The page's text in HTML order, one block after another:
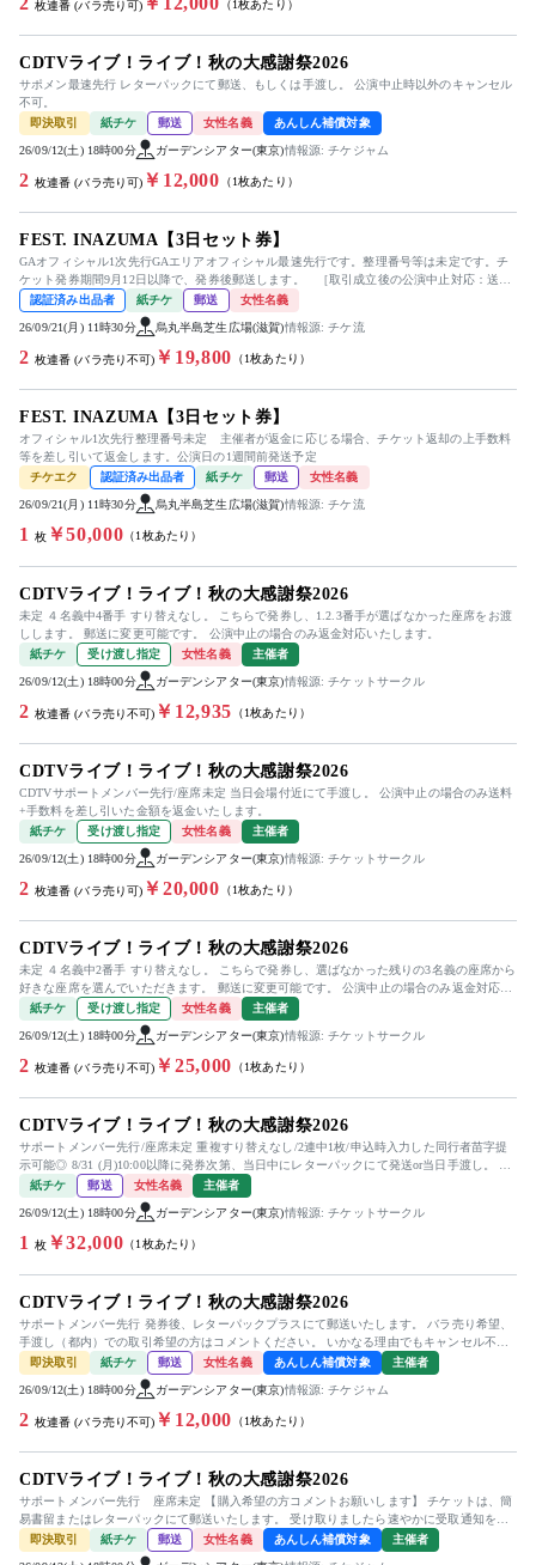
枚連番 (バラ売り可) （1枚あたり）
CDTVライブ！ライブ！秋の大感謝祭2026
サポメン最速先行 レターパックにて郵送、もしくは手渡し。 公演中止時以外のキャンセル
不可。
即決取引
紙チケ 郵送 女性名義 あんしん補償対象
26/09/12(土) 18時00分 ガーデンシアター(東京)情報源: チケジャム
2 枚連番 (バラ売り可) ￥12,000 （1枚あたり）
FEST. INAZUMA【3日セット券】
GAオフィシャル1次先行GAエリアオフィシャル最速先行です。整理番号等は未定です。チ
ケット発券期間9月12日以降で、発券後郵送します。 ［取引成立後の公演中止対応：送
料・手数料を差し引いた全額を...
認証済み出品者 紙チケ 郵送 女性名義
26/09/21(月) 11時30分 烏丸半島芝生広場(滋賀)情報源: チケ流
2 枚連番 (バラ売り不可) ￥19,800 （1枚あたり）
FEST. INAZUMA【3日セット券】
オフィシャル1次先行整理番号未定 主催者が返金に応じる場合、チケット返却の上手数料
等を差し引いて返金します。公演日の1週間前発送予定
チケエク
認証済み出品者 紙チケ 郵送 女性名義
26/09/21(月) 11時30分 烏丸半島芝生広場(滋賀)情報源: チケ流
1 枚￥50,000 （1枚あたり）
CDTVライブ！ライブ！秋の大感謝祭2026
未定 ４名義中4番手 すり替えなし。 こちらで発券し、1.2.3番手が選ばなかった座席をお渡
しします。 郵送に変更可能です。 公演中止の場合のみ返金対応いたします。
紙チケ
受け渡し指定 女性名義 主催者
26/09/12(土) 18時00分 ガーデンシアター(東京)情報源: チケットサークル
2 枚連番 (バラ売り不可) ￥12,935 （1枚あたり）
CDTVライブ！ライブ！秋の大感謝祭2026
CDTVサポートメンバー先行/座席未定 当日会場付近にて手渡し。 公演中止の場合のみ送料
+手数料を差し引いた金額を返金いたします。
紙チケ
受け渡し指定 女性名義 主催者
26/09/12(土) 18時00分 ガーデンシアター(東京)情報源: チケットサークル
2 枚連番 (バラ売り可) ￥20,000 （1枚あたり）
CDTVライブ！ライブ！秋の大感謝祭2026
未定 ４名義中2番手 すり替えなし。 こちらで発券し、選ばなかった残りの3名義の座席から
好きな座席を選んでいただきます。 郵送に変更可能です。 公演中止の場合のみ返金対応い
たします。
紙チケ 受け渡し指定 女性名義 主催者
26/09/12(土) 18時00分 ガーデンシアター(東京)情報源: チケットサークル
2 枚連番 (バラ売り不可) ￥25,000 （1枚あたり）
CDTVライブ！ライブ！秋の大感謝祭2026
サポートメンバー先行/座席未定 重複すり替えなし/2連中1枚/申込時入力した同行者苗字提
示可能◎ 8/31 (月)10:00以降に発券次第、当日中にレターパックにて発送or当日手渡し。 手
渡...
紙チケ 郵送 女性名義 主催者
26/09/12(土) 18時00分 ガーデンシアター(東京)情報源: チケットサークル
1 枚￥32,000 （1枚あたり）
CDTVライブ！ライブ！秋の大感謝祭2026
サポートメンバー先行 発券後、レターパックプラスにて郵送いたします。 バラ売り希望、
手渡し（都内）での取引希望の方はコメントください。 いかなる理由でもキャンセル不
可。
即決取引 紙チケ 郵送 女性名義 あんしん補償対象 主催者
26/09/12(土) 18時00分 ガーデンシアター(東京)情報源: チケジャム
2 枚連番 (バラ売り不可) ￥12,000 （1枚あたり）
CDTVライブ！ライブ！秋の大感謝祭2026
サポートメンバー先行 座席未定 【購入希望の方コメントお願いします】 チケットは、簡
易書留またはレターパックにて郵送いたします。 受け取りましたら速やかに受取通知をお
願いします。 公演中止の...
即決取引 紙チケ 郵送 女性名義 あんしん補償対象 主催者